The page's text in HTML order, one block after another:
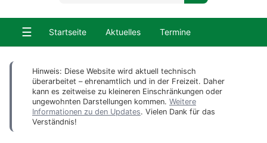
☰ Startseite Aktuelles Termine
Hinweis: Diese Website wird aktuell technisch
überarbeitet – ehrenamtlich und in der Freizeit. Daher
kann es zeitweise zu kleineren Einschränkungen oder
ungewohnten Darstellungen kommen. Weitere
Informationen zu den Updates. Vielen Dank für das
Verständnis!